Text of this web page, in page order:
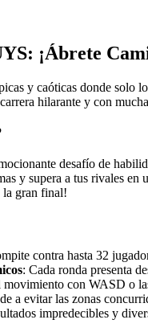
¡Ábrete
y caóticas donde
hilarante y con
desafío de
y supera a tus rivales en
la gran final!
contra hasta 32
: Cada ronda presenta
con WASD o
a evitar las zonas
impredecibles y